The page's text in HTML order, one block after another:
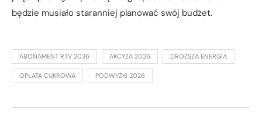
będzie musiało staranniej planować swój budżet.
ABONAMENT RTV 2026 AKCYZA 2026 DROŻSZA ENERGIA
OPŁATA CUKROWA PODWYŻKI 2026